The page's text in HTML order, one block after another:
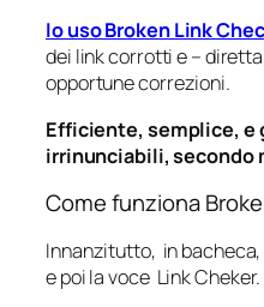
Io uso Broken Link
dei link corrotti e –
opportune correzioni.
Efficiente, semplice, e
irrinunciabili, secondo
Come funziona
Innanzitutto, in
e poi la voce Link Cheker.